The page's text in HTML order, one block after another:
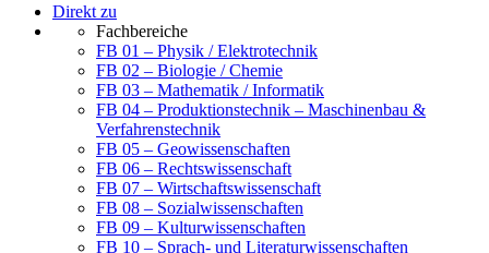
Direkt zu
Fachbereiche
FB 01 – Physik / Elektrotechnik
FB 02 – Biologie / Chemie
FB 03 – Mathematik / Informatik
FB 04 – Produktionstechnik – Maschinenbau &
Verfahrenstechnik
FB 05 – Geowissenschaften
FB 06 – Rechtswissenschaft
FB 07 – Wirtschaftswissenschaft
FB 08 – Sozialwissenschaften
FB 09 – Kulturwissenschaften
FB 10 – Sprach- und Literaturwissenschaften